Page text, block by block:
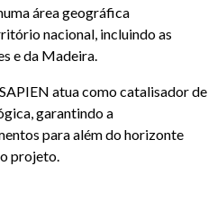
área geográfica
nacional, incluindo as
e da Madeira.
atua como catalisador de
garantindo a
para além do horizonte
projeto.